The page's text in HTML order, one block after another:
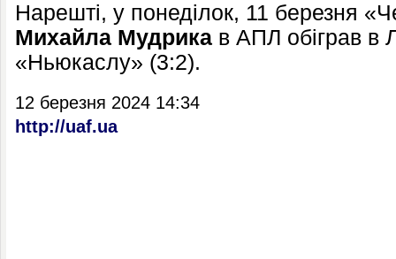
Нарешті, у понеділок, 11 березня
Михайла Мудрика в АПЛ обіграв в
«Ньюкаслу» (3:2).
12 березня 2024 14:34
http://uaf.ua